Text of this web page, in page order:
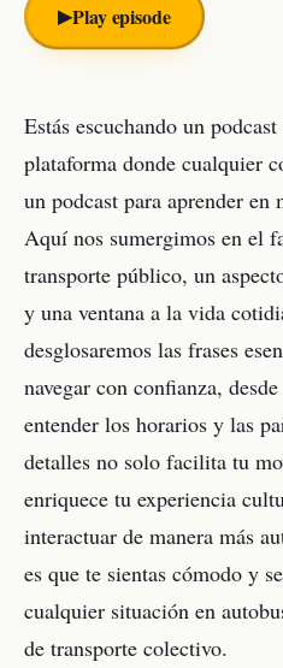
▶︎Play episode
Estás escuchando un
plataforma donde cualquier
un podcast para aprender en
Aquí nos sumergimos en el
transporte público, un
y una ventana a la vida
desglosaremos las frases
navegar con confianza,
entender los horarios y las
detalles no solo facilita tu
enriquece tu experiencia
interactuar de manera más
es que te sientas cómodo y
cualquier situación en
de transporte colectivo.